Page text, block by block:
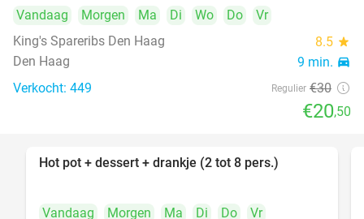
Vandaag Morgen Ma Di Wo Do
Vr
King's Spareribs Den Haag
8.5 star
Den Haag 9 min. directions_car
Verkocht: 449 Regulier €30
€20,50
Hot pot + dessert + drankje (2 tot 8 pers.)
Vandaag Morgen Ma Di Do
Vr